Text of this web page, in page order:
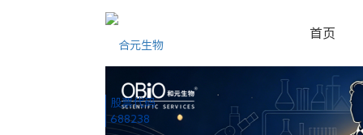
股票代码
688238
首页